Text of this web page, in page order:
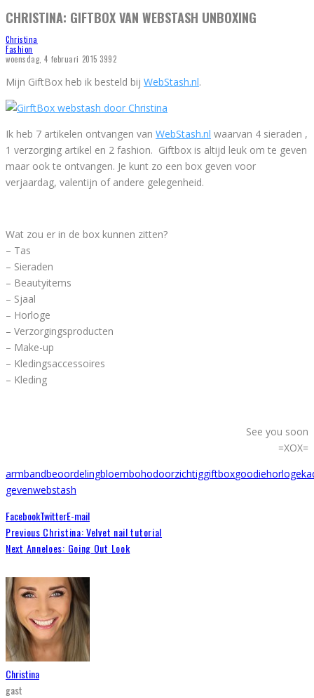
CHRISTINA: GIFTBOX VAN WEBSTASH UNBOXING
Christina
Fashion
woensdag, 4 februari 2015 3992
Mijn GiftBox heb ik besteld bij WebStash.nl.
Ik heb 7 artikelen ontvangen van WebStash.nl waarvan 4 sieraden ,
1 verzorging artikel en 2 fashion. Giftbox is altijd leuk om te geven
maar ook te ontvangen. Je kunt zo een box geven voor
verjaardag, valentijn of andere gelegenheid.
Wat zou er in de box kunnen zitten?
– Tas
– Sieraden
– Beautyitems
– Sjaal
– Horloge
– Verzorgingsproducten
– Make-up
– Kledingsaccessoires
– Kleding
See you soon
=XOX=
armbandbeoordelingbloembohodoorzichtiggiftboxgoodiehorloge
gevenwebstash
FacebookTwitterE-mail
Previous Christina: Velvet nail tutorial
Next Anneloes: Going Out Look
Christina
gast